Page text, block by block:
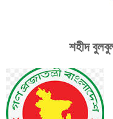
শহীদ